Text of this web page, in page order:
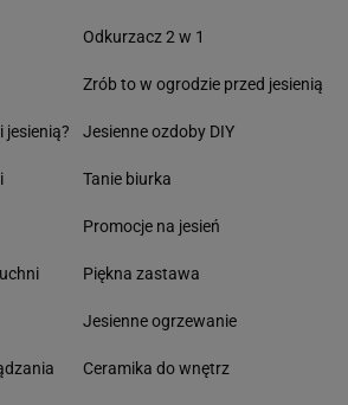
jesienią?
Odkurzacz 2 w 1
Zrób to w ogrodzie przed jesienią
Jesienne ozdoby DIY
Tanie biurka
Promocje na jesień
Piękna zastawa
Jesienne ogrzewanie
Ceramika do wnętrz